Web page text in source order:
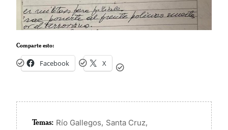
Comparte esto:
Facebook X
Temas: Río Gallegos, Santa Cruz,